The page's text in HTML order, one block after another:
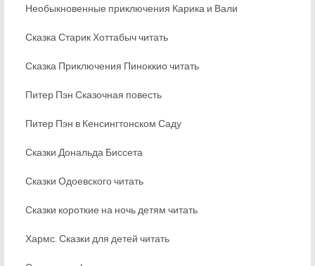
Необыкновенные приключения Карика и Вали
Сказка Старик Хоттабыч читать
Сказка Приключения Пиноккио читать
Питер Пэн Сказочная повесть
Питер Пэн в Кенсингтонском Саду
Сказки Дональда Биссета
Сказки Одоевского читать
Сказки короткие на ночь детям читать
Хармс. Сказки для детей читать